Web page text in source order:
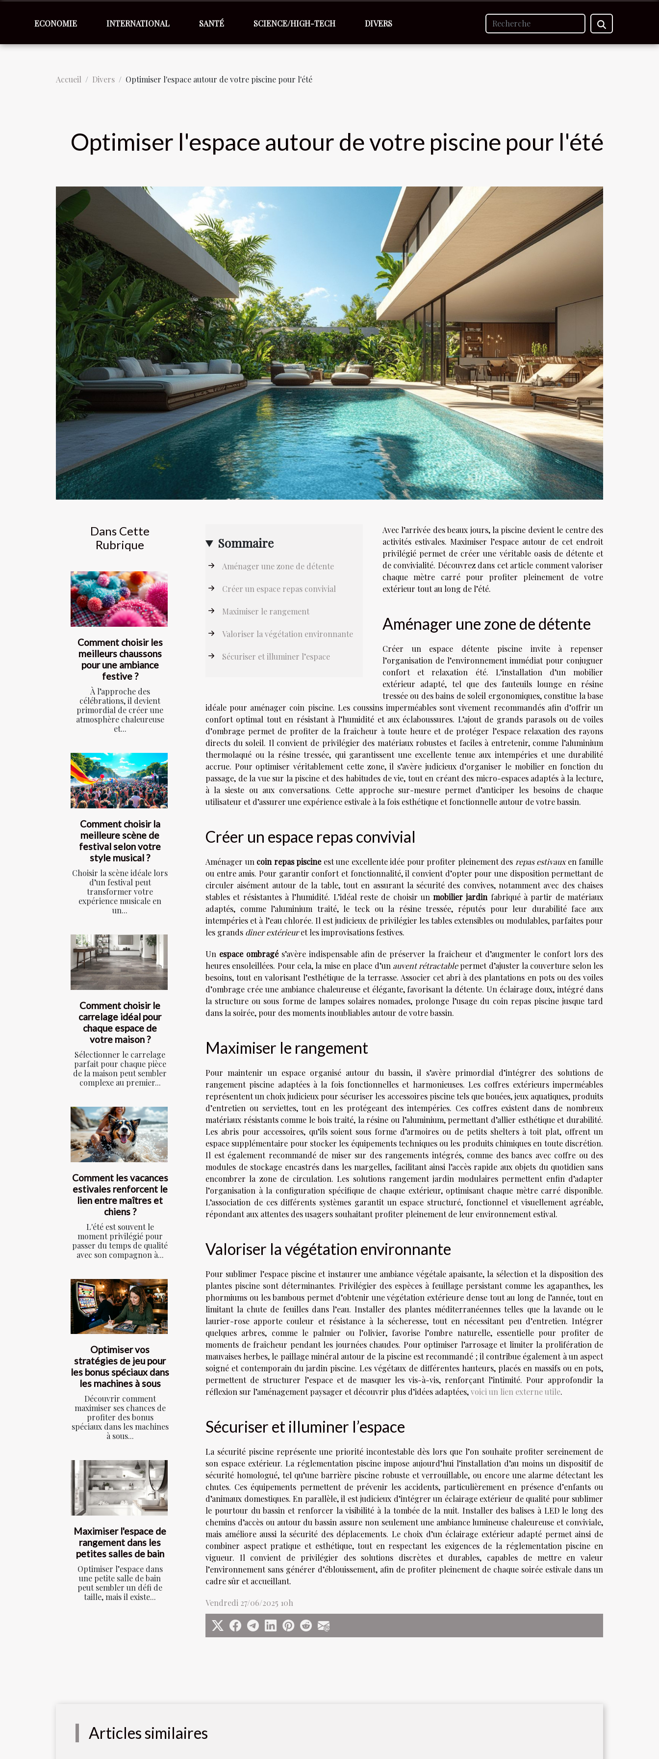
ECONOMIE INTERNATIONAL SANTÉ SCIENCE/HIGH-TECH DIVERS
Accueil Divers Optimiser l'espace autour de votre piscine pour l'été
Optimiser l'espace autour de votre piscine pour l'été
Dans Cette
Rubrique
Comment choisir les
meilleurs chaussons
pour une ambiance
festive ?
À l’approche des
célébrations, il devient
primordial de créer une
atmosphère chaleureuse
et...
Comment choisir la
meilleure scène de
festival selon votre
style musical ?
Choisir la scène idéale lors
d’un festival peut
transformer votre
expérience musicale en
un...
Comment choisir le
carrelage idéal pour
chaque espace de
votre maison ?
Sélectionner le carrelage
parfait pour chaque pièce
de la maison peut sembler
complexe au premier...
Comment les vacances
estivales renforcent le
lien entre maîtres et
chiens ?
L'été est souvent le
moment privilégié pour
passer du temps de qualité
avec son compagnon à...
Optimiser vos
stratégies de jeu pour
les bonus spéciaux dans
les machines à sous
Découvrir comment
maximiser ses chances de
profiter des bonus
spéciaux dans les machines
à sous...
Maximiser l'espace de
rangement dans les
petites salles de bain
Optimiser l’espace dans
une petite salle de bain
peut sembler un défi de
taille, mais il existe...
Sommaire
Aménager une zone de détente
Créer un espace repas convivial
Maximiser le rangement
Valoriser la végétation environnante
Sécuriser et illuminer l’espace
Avec l’arrivée des beaux jours, la piscine devient le centre des
activités estivales. Maximiser l’espace autour de cet endroit
privilégié permet de créer une véritable oasis de détente et
de convivialité. Découvrez dans cet article comment valoriser
chaque mètre carré pour profiter pleinement de votre
extérieur tout au long de l’été.
Aménager une zone de détente
Créer un espace détente piscine invite à repenser
l’organisation de l’environnement immédiat pour conjuguer
confort et relaxation été. L’installation d’un mobilier
extérieur adapté, tel que des fauteuils lounge en résine
tressée ou des bains de soleil ergonomiques, constitue la base
idéale pour aménager coin piscine. Les coussins imperméables sont vivement recommandés afin d’offrir un
confort optimal tout en résistant à l’humidité et aux éclaboussures. L’ajout de grands parasols ou de voiles
d’ombrage permet de profiter de la fraîcheur à toute heure et de protéger l’espace relaxation des rayons
directs du soleil. Il convient de privilégier des matériaux robustes et faciles à entretenir, comme l’aluminium
thermolaqué ou la résine tressée, qui garantissent une excellente tenue aux intempéries et une durabilité
accrue. Pour optimiser véritablement cette zone, il s’avère judicieux d’organiser le mobilier en fonction du
passage, de la vue sur la piscine et des habitudes de vie, tout en créant des micro-espaces adaptés à la lecture,
à la sieste ou aux conversations. Cette approche sur-mesure permet d’anticiper les besoins de chaque
utilisateur et d’assurer une expérience estivale à la fois esthétique et fonctionnelle autour de votre bassin.
Créer un espace repas convivial
Aménager un coin repas piscineest une excellente idée pour profiter pleinement des repas estivauxen famille
ou entre amis. Pour garantir confort et fonctionnalité, il convient d’opter pour une disposition permettant de
circuler aisément autour de la table, tout en assurant la sécurité des convives, notamment avec des chaises
stables et résistantes à l’humidité. L’idéal reste de choisir unmobilier jardin fabriqué à partir de matériaux
adaptés, comme l’aluminium traité, le teck ou la résine tressée, réputés pour leur durabilité face aux
intempéries et à l’eau chlorée. Il est judicieux de privilégier les tables extensibles ou modulables, parfaites pour
les grands dîner extérieuret les improvisations festives.
Un espace ombragés’avère indispensable afin de préserver la fraîcheur et d’augmenter le confort lors des
heures ensoleillées. Pour cela, la mise en place d’un auvent rétractablepermet d’ajuster la couverture selon les
besoins, tout en valorisant l’esthétique de la terrasse. Associer cet abri à des plantations en pots ou des voiles
d’ombrage crée une ambiance chaleureuse et élégante, favorisant la détente. Un éclairage doux, intégré dans
la structure ou sous forme de lampes solaires nomades, prolonge l’usage du coin repas piscine jusque tard
dans la soirée, pour des moments inoubliables autour de votre bassin.
Maximiser le rangement
Pour maintenir un espace organisé autour du bassin, il s’avère primordial d’intégrer des solutions de
rangement piscine adaptées à la fois fonctionnelles et harmonieuses. Les coffres extérieurs imperméables
représentent un choix judicieux pour sécuriser les accessoires piscine tels que bouées, jeux aquatiques, produits
d’entretien ou serviettes, tout en les protégeant des intempéries. Ces coffres existent dans de nombreux
matériaux résistants comme le bois traité, la résine ou l’aluminium, permettant d’allier esthétique et durabilité.
Les abris pour accessoires, qu’ils soient sous forme d’armoires ou de petits shelters à toit plat, offrent un
espace supplémentaire pour stocker les équipements techniques ou les produits chimiques en toute discrétion.
Il est également recommandé de miser sur des rangements intégrés, comme des bancs avec coffre ou des
modules de stockage encastrés dans les margelles, facilitant ainsi l’accès rapide aux objets du quotidien sans
encombrer la zone de circulation. Les solutions rangement jardin modulaires permettent enfin d’adapter
l’organisation à la configuration spécifique de chaque extérieur, optimisant chaque mètre carré disponible.
L’association de ces différents systèmes garantit un espace structuré, fonctionnel et visuellement agréable,
répondant aux attentes des usagers souhaitant profiter pleinement de leur environnement estival.
Valoriser la végétation environnante
Pour sublimer l’espace piscine et instaurer une ambiance végétale apaisante, la sélection et la disposition des
plantes piscine sont déterminantes. Privilégier des espèces à feuillage persistant comme les agapanthes, les
phormiums ou les bambous permet d’obtenir une végétation extérieure dense tout au long de l’année, tout en
limitant la chute de feuilles dans l’eau. Installer des plantes méditerranéennes telles que la lavande ou le
laurier-rose apporte couleur et résistance à la sécheresse, tout en nécessitant peu d’entretien. Intégrer
quelques arbres, comme le palmier ou l’olivier, favorise l’ombre naturelle, essentielle pour profiter de
moments de fraîcheur pendant les journées chaudes. Pour optimiser l’arrosage et limiter la prolifération de
mauvaises herbes, le paillage minéral autour de la piscine est recommandé ; il contribue également à un aspect
soigné et contemporain du jardin piscine. Les végétaux de différentes hauteurs, placés en massifs ou en pots,
permettent de structurer l’espace et de masquer les vis-à-vis, renforçant l’intimité. Pour approfondir la
réflexion sur l’aménagement paysager et découvrir plus d’idées adaptées,voici un lien externe utile.
Sécuriser et illuminer l’espace
La sécurité piscine représente une priorité incontestable dès lors que l’on souhaite profiter sereinement de
son espace extérieur. La réglementation piscine impose aujourd’hui l’installation d’au moins un dispositif de
sécurité homologué, tel qu’une barrière piscine robuste et verrouillable, ou encore une alarme détectant les
chutes. Ces équipements permettent de prévenir les accidents, particulièrement en présence d’enfants ou
d’animaux domestiques. En parallèle, il est judicieux d’intégrer un éclairage extérieur de qualité pour sublimer
le pourtour du bassin et renforcer la visibilité à la tombée de la nuit. Installer des balises à LED le long des
chemins d’accès ou autour du bassin assure non seulement une ambiance lumineuse chaleureuse et conviviale,
mais améliore aussi la sécurité des déplacements. Le choix d’un éclairage extérieur adapté permet ainsi de
combiner aspect pratique et esthétique, tout en respectant les exigences de la réglementation piscine en
vigueur. Il convient de privilégier des solutions discrètes et durables, capables de mettre en valeur
l’environnement sans générer d’éblouissement, afin de profiter pleinement de chaque soirée estivale dans un
cadre sûr et accueillant.
Vendredi 27/06/2025 10h
Articles similaires